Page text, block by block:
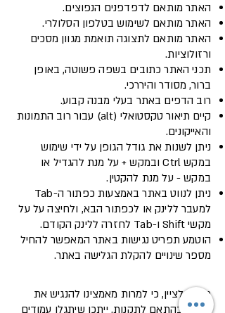
האתר מותאם לדפדפנים הנפוצים.
האתר מותאם לשימוש בטלפון הסלולרי.
האתר מותאם לתצוגה תואמת מגוון מסכים
ורזולוציות.
תכני האתר כתובים בשפה פשוטה, באופן
ברור, מסודר והיררכי.
רוב הדפים באתר בעלי מבנה קבוע.
קיים תיאור טקסטואלי (alt) עבור רוב התמונות
והאייקונים.
ניתן לשנות את גודל הגופן על ידי שימוש
במקש Ctrl ובמקש + על מנת להגדיל או
במקש - על מנת להקטין.
ניתן לנווט באתר באמצעות כפתור ה-Tab
למעבר ללינק או לכפתור הבא, ולחיצה על על
מקשי Shift ו-Tab לחזרה ללינק הקודם.
הוטמע תפריט נגישות באתר המאפשר להחיל
מספר שינויים להקלת הגלישה באתר.
חשוב לציין, כי למרות מאמצינו להנגיש את
האתר בהתאם לתקנות, ייתכן שיתגלו עמודים